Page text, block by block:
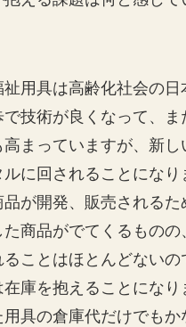
祉用具は高齢化社会の日
で技術が良くなって、ま
まっていますが、新し
に回されることになり
が開発、販売されるた
商品がでてくるものの
ことはほとんどないの
庫を抱えることになり
具の倉庫代だけでもか